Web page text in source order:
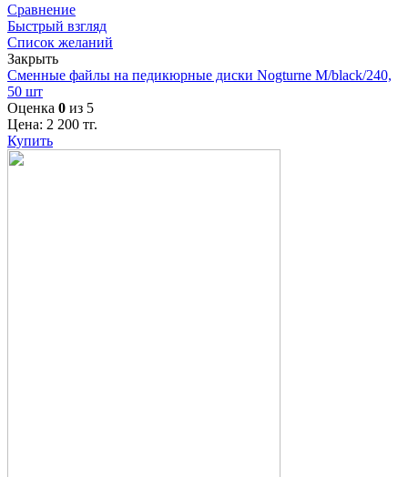
Сравнение
Быстрый взгляд
Список желаний
Закрыть
Сменные файлы на педикюрные диски Nogturne M/black/240,
50 шт
Оценка 0 из 5
Цена: 2 200 тг.
Купить